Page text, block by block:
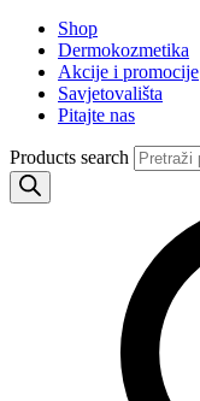
Shop
Dermokozmetika
Akcije i promocije
Savjetovališta
Pitajte nas
Products search